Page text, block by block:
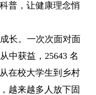
普，让健康理念悄
长。一次次面对面
中获益，25643 名
在校大学生到乡村
越来越多人放下固